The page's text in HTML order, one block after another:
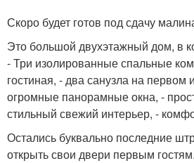
Скоро будет готов под сдачу
Это большой двухэтажный дом, в
- Три изолированные спальные
гостиная, - два санузла на первом
огромные панорамные окна, -
стильный свежий интерьер, -
Остались буквально последние
открыть свои двери первым гостям.